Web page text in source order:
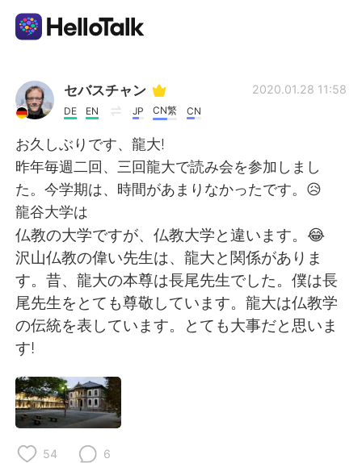
Appli d'échange linguistique
AI Grammar Checker
Français
English 简体中文
繁體中文 Español
العربية Deutsch
Русский
Indonesia
セバスチャン
DE EN JP CN繁 CN
2020.01.28 11:58
お久しぶりです、龍大!
昨年毎週二回、三回龍大で読み会を参加しまし
た。今学期は、時間があまりなかったです。😥
龍谷大学は
仏教の大学ですが、仏教大学と違います。😂
沢山仏教の偉い先生は、龍大と関係がありま
す。昔、龍大の本尊は長尾先生でした。僕は長
尾先生をとても尊敬しています。龍大は仏教学
の伝統を表しています。とても大事だと思いま
す!
54 6